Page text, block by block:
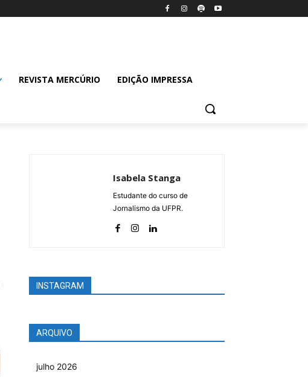
REVISTA MERCÚRIO EDIÇÃO IMPRESSA
Isabela Stanga
Estudante do curso de
Jornalismo da UFPR.
INSTAGRAM
ARQUIVO
julho 2026